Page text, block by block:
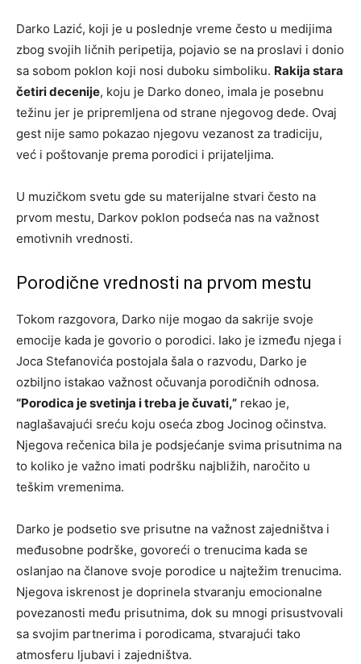
Darko Lazić, koji je u poslednje vreme često u medijima
zbog svojih ličnih peripetija, pojavio se na proslavi i donio
sa sobom poklon koji nosi duboku simboliku. Rakija stara
četiri decenije, koju je Darko doneo, imala je posebnu
težinu jer je pripremljena od strane njegovog dede. Ovaj
gest nije samo pokazao njegovu vezanost za tradiciju,
već i poštovanje prema porodici i prijateljima.
U muzičkom svetu gde su materijalne stvari često na
prvom mestu, Darkov poklon podseća nas na važnost
emotivnih vrednosti.
Porodične vrednosti na prvom mestu
Tokom razgovora, Darko nije mogao da sakrije svoje
emocije kada je govorio o porodici. Iako je između njega i
Joca Stefanovića postojala šala o razvodu, Darko je
ozbiljno istakao važnost očuvanja porodičnih odnosa.
“Porodica je svetinja i treba je čuvati,” rekao je,
naglašavajući sreću koju oseća zbog Jocinog očinstva.
Njegova rečenica bila je podsjećanje svima prisutnima na
to koliko je važno imati podršku najbližih, naročito u
teškim vremenima.
Darko je podsetio sve prisutne na važnost zajedništva i
međusobne podrške, govoreći o trenucima kada se
oslanjao na članove svoje porodice u najtežim trenucima.
Njegova iskrenost je doprinela stvaranju emocionalne
povezanosti među prisutnima, dok su mnogi prisustvovali
sa svojim partnerima i porodicama, stvarajući tako
atmosferu ljubavi i zajedništva.